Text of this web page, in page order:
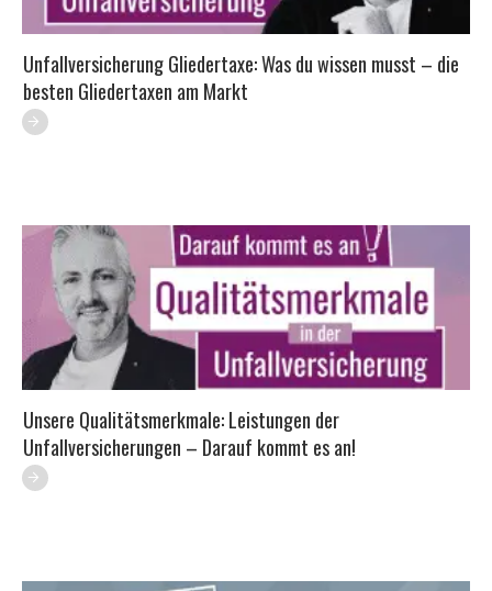
Unfallversicherung Gliedertaxe: Was du wissen musst – die
besten Gliedertaxen am Markt
Unsere Qualitätsmerkmale: Leistungen der
Unfallversicherungen – Darauf kommt es an!